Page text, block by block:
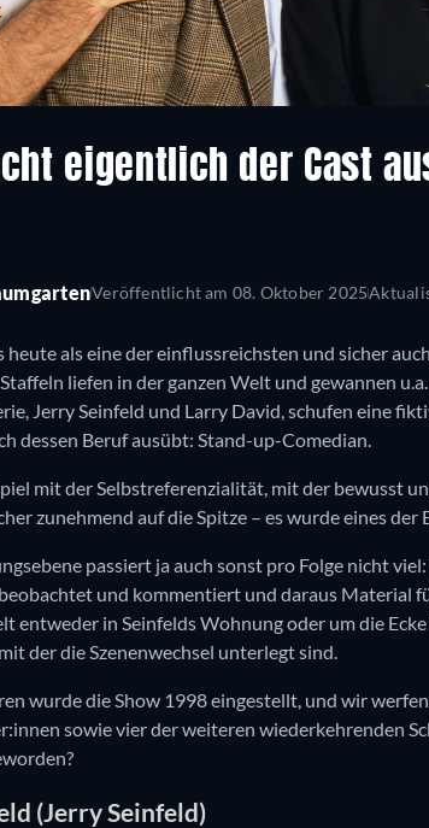
eigentlich der Cast
Veröffentlicht am 08. Oktober 2025
als eine der einflussreichsten und sicher
liefen in der ganzen Welt und gewannen
Jerry Seinfeld und Larry David, schufen eine
dessen Beruf ausübt: Stand-up-Comedian.
mit der Selbstreferenzialität, mit der bewusst
zunehmend auf die Spitze – es wurde eines der
passiert ja auch sonst pro Folge nicht
und kommentiert und daraus Material
entweder in Seinfelds Wohnung oder um die
der die Szenenwechsel unterlegt sind.
wurde die Show 1998 eingestellt, und wir
sowie vier der weiteren wiederkehrenden
(Jerry Seinfeld)